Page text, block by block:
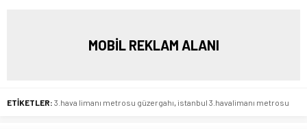
MOBİL REKLAM ALANI
ETİKETLER: 3.hava limanı metrosu güzergahı istanbul 3.havalimanı metrosu